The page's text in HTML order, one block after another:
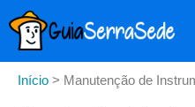
Início > Manutenção de